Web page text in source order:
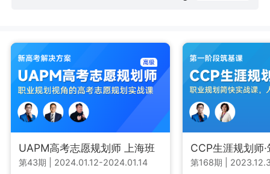
UAPM高考志愿规划师 上海班
第43期 2024.01.12-2024.01.14
CCP生涯规划师
第168期